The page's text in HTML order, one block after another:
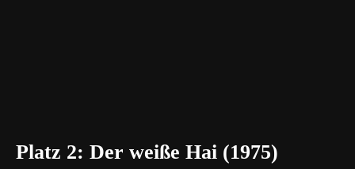
Platz 2: Der weiße Hai (1975)